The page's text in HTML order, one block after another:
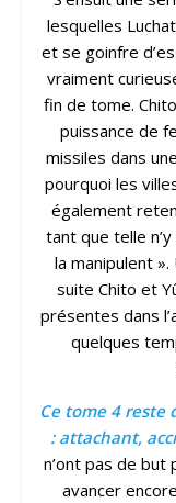
lesquelles
et se goinfre
vraiment
fin de tome.
puissance de
missiles dans
pourquoi les
également
tant que telle
la manipulent
suite Chito et
présentes dans
quelques
Ce tome 4 reste
: attachant,
n’ont pas de but
avancer